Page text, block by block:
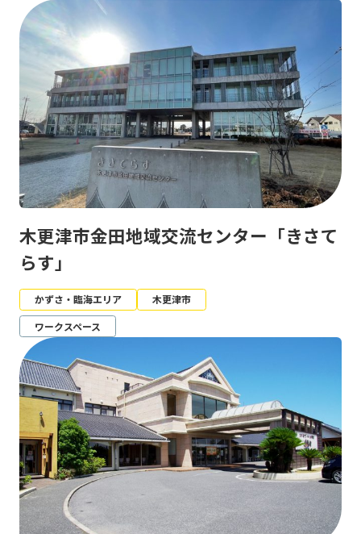
木更津市金田地域交流センター「きさて
らす」
かずさ・臨海エリア
木更津市
ワークスペース